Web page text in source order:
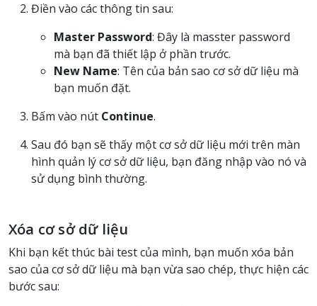
Điền vào các thông tin sau:
Master Password: Đây là masster password
mà bạn đã thiết lập ở phần trước.
New Name: Tên của bản sao cơ sở dữ liệu mà
bạn muốn đặt.
Bấm vào nút Continue.
Sau đó bạn sẽ thấy một cơ sở dữ liệu mới trên màn
hình quản lý cơ sở dữ liệu, bạn đăng nhập vào nó và
sử dụng bình thường.
Xóa cơ sở dữ liệu
Khi bạn kết thúc bài test của mình, bạn muốn xóa bản
sao của cơ sở dữ liệu mà bạn vừa sao chép, thực hiện các
bước sau: